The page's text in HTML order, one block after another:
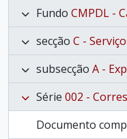
Fundo CMPDL -
secção C -
subsecção A -
Série 002 -
Documento